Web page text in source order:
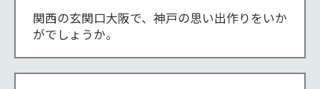
関西の玄関口大阪で、神戸の思い出作りをいか
がでしょうか。